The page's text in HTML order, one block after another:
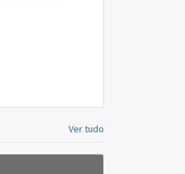
Ver tudo